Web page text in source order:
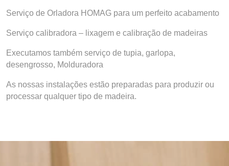
Serviço de Orladora HOMAG para um perfeito acabamento
Serviço calibradora – lixagem e calibração de madeiras
Executamos também serviço de tupia, garlopa,
desengrosso, Molduradora
As nossas instalações estão preparadas para produzir ou
processar qualquer tipo de madeira.